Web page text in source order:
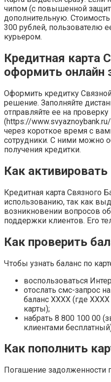
чипом (с повышенной
дополнительную.
300 рублей, пользователю
курьером.
Кредитная карта
оформить онлайн
Оформить кредитку
решение. Заполняйте
отправляйте ее на проверку
(https://
через короткое время с
сотрудники. С ними можно
получения кредитки.
Как активировать
Кредитная карта Связного
использованию, так как
возникновении вопросов
поддержки клиентов. Его
Как проверить
Чтобы узнать баланс по
воспользоваться
отослать смс-запрос
баланс ХХХХ (где
карты);
набрать 8 800 100 00
клиентами
Как пополнить
Погашение задолженности